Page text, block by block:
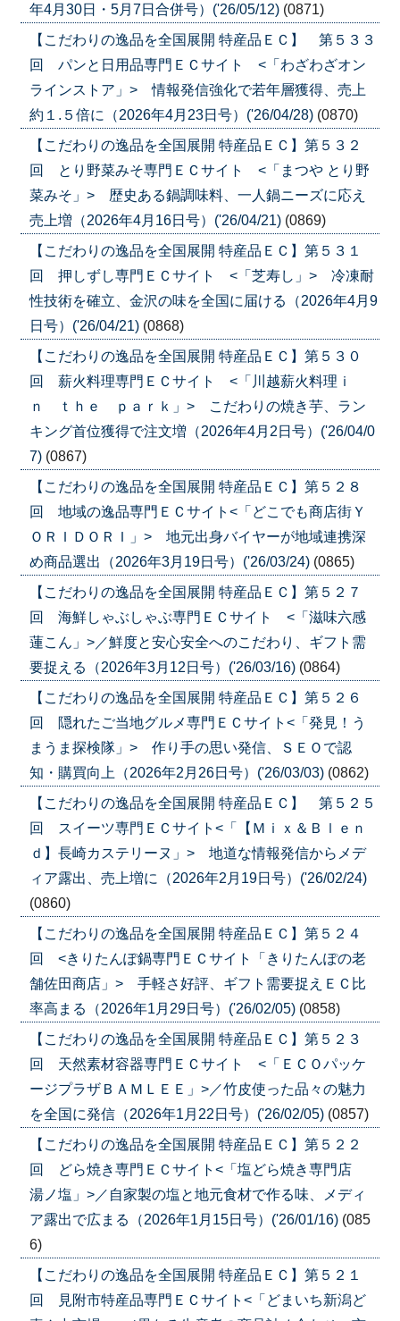
年4月30日・5月7日合併号）('26/05/12) (0871)
【こだわりの逸品を全国展開 特産品ＥＣ】 第５３３
回 パンと日用品専門ＥＣサイト <「わざわざオン
ラインストア」> 情報発信強化で若年層獲得、売上
約１.５倍に（2026年4月23日号）('26/04/28) (0870)
【こだわりの逸品を全国展開 特産品ＥＣ】第５３２
回 とり野菜みそ専門ＥＣサイト <「まつや とり野
菜みそ」> 歴史ある鍋調味料、一人鍋ニーズに応え
売上増（2026年4月16日号）('26/04/21) (0869)
【こだわりの逸品を全国展開 特産品ＥＣ】第５３１
回 押しずし専門ＥＣサイト <「芝寿し」> 冷凍耐
性技術を確立、金沢の味を全国に届ける（2026年4月9
日号）('26/04/21) (0868)
【こだわりの逸品を全国展開 特産品ＥＣ】第５３０
回 薪火料理専門ＥＣサイト <「川越薪火料理ｉ
ｎ ｔｈｅ ｐａｒｋ」> こだわりの焼き芋、ラン
キング首位獲得で注文増（2026年4月2日号）('26/04/0
7) (0867)
【こだわりの逸品を全国展開 特産品ＥＣ】第５２８
回 地域の逸品専門ＥＣサイト<「どこでも商店街Ｙ
ＯＲＩＤＯＲＩ」> 地元出身バイヤーが地域連携深
め商品選出（2026年3月19日号）('26/03/24) (0865)
【こだわりの逸品を全国展開 特産品ＥＣ】第５２７
回 海鮮しゃぶしゃぶ専門ＥＣサイト <「滋味六感
蓮こん」>／鮮度と安心安全へのこだわり、ギフト需
要捉える（2026年3月12日号）('26/03/16) (0864)
【こだわりの逸品を全国展開 特産品ＥＣ】第５２６
回 隠れたご当地グルメ専門ＥＣサイト<「発見！う
まうま探検隊」> 作り手の思い発信、ＳＥＯで認
知・購買向上（2026年2月26日号）('26/03/03) (0862)
【こだわりの逸品を全国展開 特産品ＥＣ】 第５２５
回 スイーツ専門ＥＣサイト<「【Ｍｉｘ＆Ｂｌｅｎ
ｄ】長崎カステリーヌ」> 地道な情報発信からメデ
ィア露出、売上増に（2026年2月19日号）('26/02/24)
(0860)
【こだわりの逸品を全国展開 特産品ＥＣ】第５２４
回 <きりたんぽ鍋専門ＥＣサイト「きりたんぽの老
舗佐田商店」> 手軽さ好評、ギフト需要捉えＥＣ比
率高まる（2026年1月29日号）('26/02/05) (0858)
【こだわりの逸品を全国展開 特産品ＥＣ】第５２３
回 天然素材容器専門ＥＣサイト <「ＥＣＯパッケ
ージプラザＢＡＭＬＥＥ」>／竹皮使った品々の魅力
を全国に発信（2026年1月22日号）('26/02/05) (0857)
【こだわりの逸品を全国展開 特産品ＥＣ】第５２２
回 どら焼き専門ＥＣサイト<「塩どら焼き専門店
湯ノ塩」>／自家製の塩と地元食材で作る味、メディ
ア露出で広まる（2026年1月15日号）('26/01/16) (085
6)
【こだわりの逸品を全国展開 特産品ＥＣ】第５２１
回 見附市特産品専門ＥＣサイト<「どまいち新潟ど